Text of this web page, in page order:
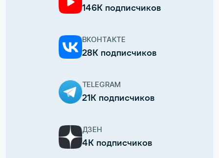
146К подписчиков
ВКОНТАКТЕ
28К подписчиков
TELEGRAM
21К подписчиков
ДЗЕН
4К подписчиков